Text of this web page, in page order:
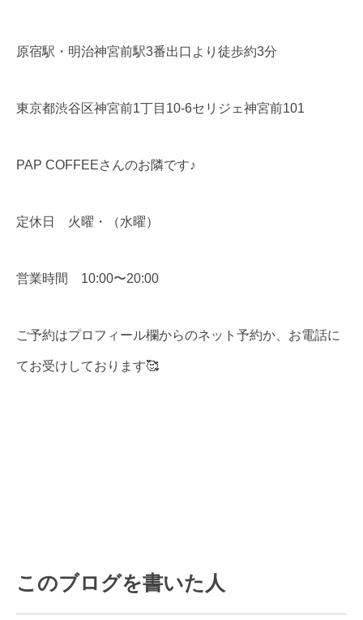
原宿駅・明治神宮前駅3番出口より徒歩約3分
東京都渋谷区神宮前1丁目10-6セリジェ神宮前101
PAP COFFEEさんのお隣です♪
定休日 火曜・（水曜）
営業時間 10:00〜20:00
ご予約はプロフィール欄からのネット予約か、お電話に
てお受けしております🥰
このブログを書いた人